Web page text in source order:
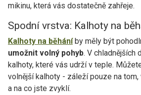
mikinu, která vás dostatečně zahřeje.
Spodní vrstva: Kalhoty na
Kalhoty na běháníby měly být
umožnit volný pohyb. V chladnějších
kalhoty, které vás udrží v teple.
volnější kalhoty - záleží pouze na
a na co jste zvyklí.